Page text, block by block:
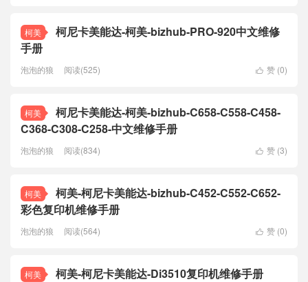
柯美
柯尼卡美能达-柯美-bizhub-PRO-920中文维修
手册
 赞 (0)
泡泡的狼 阅读(525)
柯美
柯尼卡美能达-柯美-bizhub-C658-C558-C458-
C368-C308-C258-中文维修手册
 赞 (3)
泡泡的狼 阅读(834)
柯美
柯美-柯尼卡美能达-bizhub-C452-C552-C652-
彩色复印机维修手册
 赞 (0)
泡泡的狼 阅读(564)
柯美 柯美-柯尼卡美能达-Di3510复印机维修手册